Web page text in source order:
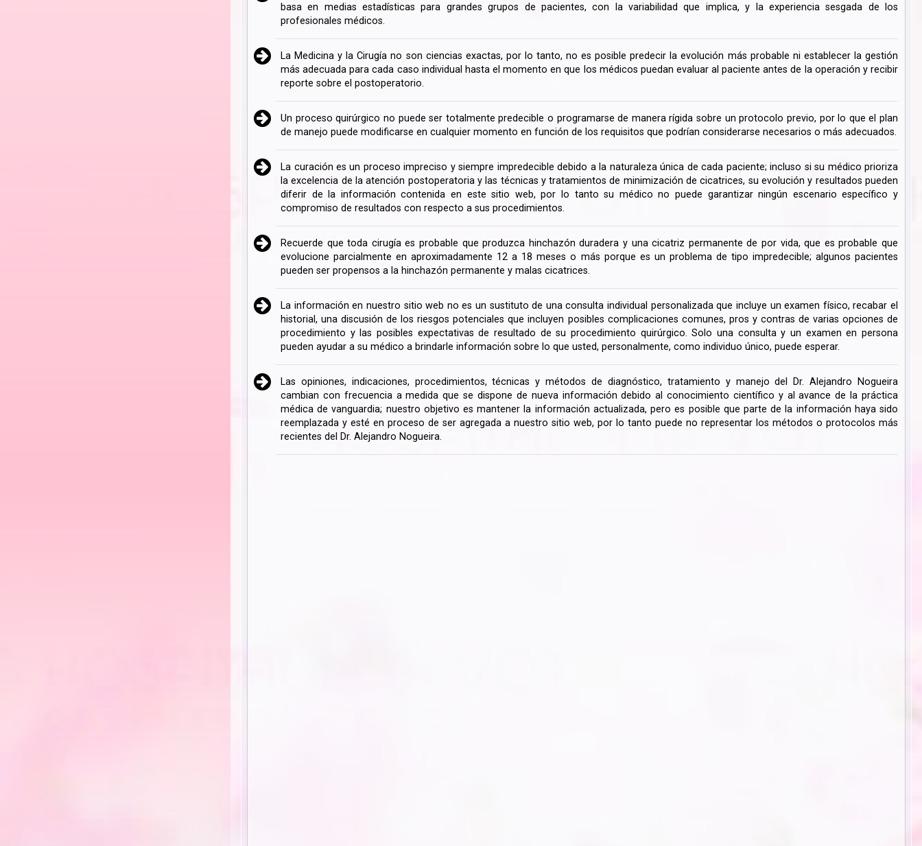
basa en medias estadísticas para grandes grupos de pacientes, con la variabilidad que implica, y la experiencia sesgada de los
profesionales médicos.
La Medicina y la Cirugía no son ciencias exactas, por lo tanto, no es posible predecir la evolución más probable ni establecer la gestión
más adecuada para cada caso individual hasta el momento en que los médicos puedan evaluar al paciente antes de la operación y recibir
reporte sobre el postoperatorio.
Un proceso quirúrgico no puede ser totalmente predecible o programarse de manera rígida sobre un protocolo previo, por lo que el plan
de manejo puede modificarse en cualquier momento en función de los requisitos que podrían considerarse necesarios o más adecuados.
La curación es un proceso impreciso y siempre impredecible debido a la naturaleza única de cada paciente; incluso si su médico prioriza
la excelencia de la atención postoperatoria y las técnicas y tratamientos de minimización de cicatrices, su evolución y resultados pueden
diferir de la información contenida en este sitio web, por lo tanto su médico no puede garantizar ningún escenario específico y
compromiso de resultados con respecto a sus procedimientos.
Recuerde que toda cirugía es probable que produzca hinchazón duradera y una cicatriz permanente de por vida, que es probable que
evolucione parcialmente en aproximadamente 12 a 18 meses o más porque es un problema de tipo impredecible; algunos pacientes
pueden ser propensos a la hinchazón permanente y malas cicatrices.
La información en nuestro sitio web no es un sustituto de una consulta individual personalizada que incluye un examen físico, recabar el
historial, una discusión de los riesgos potenciales que incluyen posibles complicaciones comunes, pros y contras de varias opciones de
procedimiento y las posibles expectativas de resultado de su procedimiento quirúrgico. Solo una consulta y un examen en persona
pueden ayudar a su médico a brindarle información sobre lo que usted, personalmente, como individuo único, puede esperar.
Las opiniones, indicaciones, procedimientos, técnicas y métodos de diagnóstico, tratamiento y manejo del Dr. Alejandro Nogueira
cambian con frecuencia a medida que se dispone de nueva información debido al conocimiento científico y al avance de la práctica
médica de vanguardia; nuestro objetivo es mantener la información actualizada, pero es posible que parte de la información haya sido
reemplazada y esté en proceso de ser agregada a nuestro sitio web, por lo tanto puede no representar los métodos o protocolos más
recientes del Dr. Alejandro Nogueira.